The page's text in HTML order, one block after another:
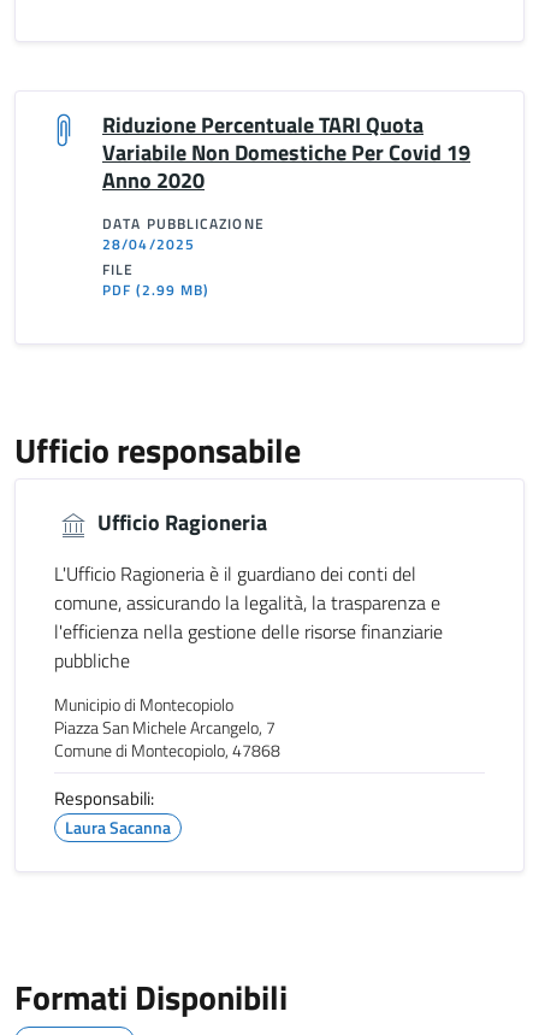
Riduzione Percentuale TARI Quota
Variabile Non Domestiche Per Covid 19
Anno 2020
DATA PUBBLICAZIONE
28/04/2025
FILE
PDF(2.99 MB)
Ufficio responsabile
Ufficio Ragioneria
L'Ufficio Ragioneria è il guardiano dei conti del
comune, assicurando la legalità, la trasparenza e
l'efficienza nella gestione delle risorse finanziarie
pubbliche
Municipio di Montecopiolo
Piazza San Michele Arcangelo, 7
Comune di Montecopiolo, 47868
Responsabili:
Laura Sacanna
Formati Disponibili